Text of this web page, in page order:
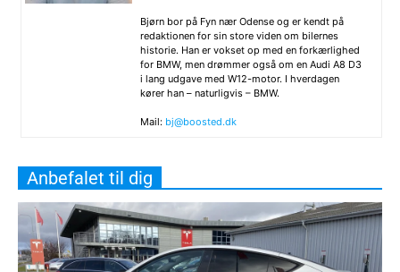
Bjørn bor på Fyn nær Odense og er kendt på
redaktionen for sin store viden om bilernes
historie. Han er vokset op med en forkærlighed
for BMW, men drømmer også om en Audi A8 D3
i lang udgave med W12-motor. I hverdagen
kører han – naturligvis – BMW.
Mail: bj@boosted.dk